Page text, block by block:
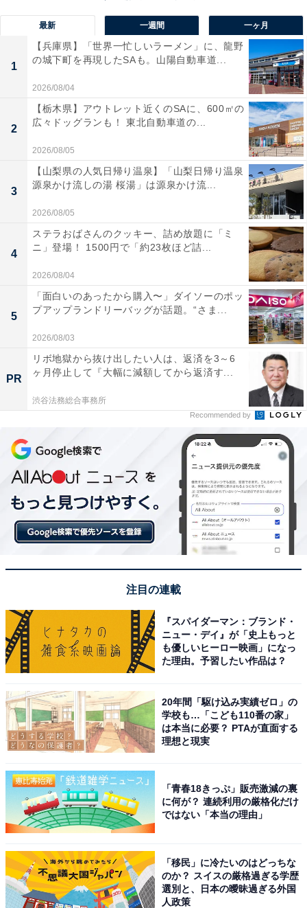
深田恭子さんに関する商品をAmazonで見る
1位：綾瀬はるか／166票
View this post on Instagram
1位は綾瀬はるかさんでした。綾瀬さんは、2000年に開
催したホリプロスカウトキャラバンで、審査員特別賞を
受賞して芸能界入り。ドラマ『金田一少年の事件簿』
ドラマ『世界の中心で、愛をさけぶ』（TBS系）でヒロ
インに抜てきされブレークします。
や、NHK大河ドラマ『八重の桜』など、話題作で次々と
主演を担当。『NHK紅白歌合戦』の司会を務めるなど、
国民的な人気を得ています。男女問わずに支持を集めて
最新 一週間 一ヶ月
1
【兵庫県】「世界一忙しいラーメン」に、龍野
の城下町を再現したSAも。山陽自動車道...
2026/08/04
2
【栃木県】アウトレット近くのSAに、600㎡の
広々ドッグランも！ 東北自動車道の...
2026/08/05
3
【山梨県の人気日帰り温泉】「山梨日帰り温泉
源泉かけ流しの湯 桜湯」は源泉かけ流...
2026/08/05
4
ステラおばさんのクッキー、詰め放題に「ミ
ニ」登場！ 1500円で「約23枚ほど詰...
2026/08/04
5
「面白いのあったから購入〜」ダイソーのポッ
プアップランドリーバッグが話題。“さま...
2026/08/03
PR
リボ地獄から抜け出したい人は、返済を3～6
ヶ月停止して『大幅に減額してから返済す...
渋谷法務総合事務所
Recommended by
注目の連載
『スパイダーマン：ブランド・
ニュー・デイ』が「史上もっと
も優しいヒーロー映画」になっ
た理由。予習したい作品は？
20年間「駆け込み実績ゼロ」の
学校も…「こども110番の家」
は本当に必要？ PTAが直面する
理想と現実
「青春18きっぷ」販売激減の裏
に何が？ 連続利用の厳格化だけ
ではない「本当の理由」
「移民」に冷たいのはどっちな
のか？ スイスの厳格過ぎる学歴
選別と、日本の曖昧過ぎる外国
人政策